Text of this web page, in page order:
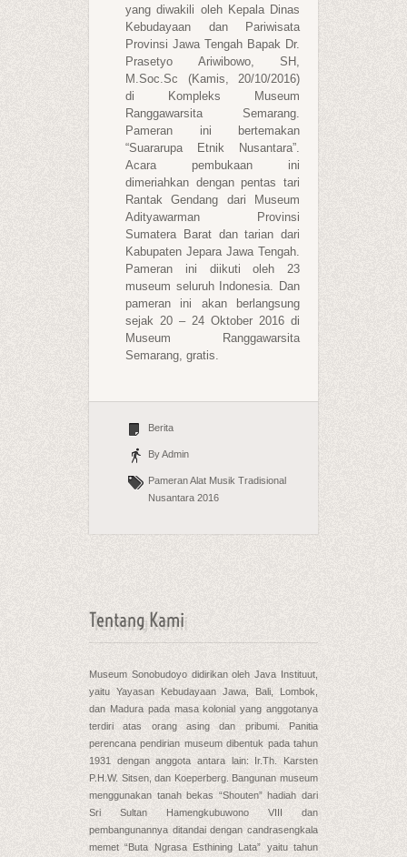
yang diwakili oleh Kepala Dinas
Kebudayaan dan Pariwisata
Provinsi Jawa Tengah Bapak Dr.
Prasetyo Ariwibowo, SH,
M.Soc.Sc (Kamis, 20/10/2016)
di Kompleks Museum
Ranggawarsita Semarang.
Pameran ini bertemakan
“Suararupa Etnik Nusantara”.
Acara pembukaan ini
dimeriahkan dengan pentas tari
Rantak Gendang dari Museum
Adityawarman Provinsi
Sumatera Barat dan tarian dari
Kabupaten Jepara Jawa Tengah.
Pameran ini diikuti oleh 23
museum seluruh Indonesia. Dan
pameran ini akan berlangsung
sejak 20 – 24 Oktober 2016 di
Museum Ranggawarsita
Semarang, gratis.
Berita
By Admin
Pameran Alat Musik Tradisional
Nusantara 2016
Tentang Kami
Museum Sonobudoyo didirikan oleh Java Instituut,
yaitu Yayasan Kebudayaan Jawa, Bali, Lombok,
dan Madura pada masa kolonial yang anggotanya
terdiri atas orang asing dan pribumi. Panitia
perencana pendirian museum dibentuk pada tahun
1931 dengan anggota antara lain: Ir.Th. Karsten
P.H.W. Sitsen, dan Koeperberg. Bangunan museum
menggunakan tanah bekas “Shouten” hadiah dari
Sri Sultan Hamengkubuwono VIII dan
pembangunannya ditandai dengan candrasengkala
memet “Buta Ngrasa Esthining Lata” yaitu tahun